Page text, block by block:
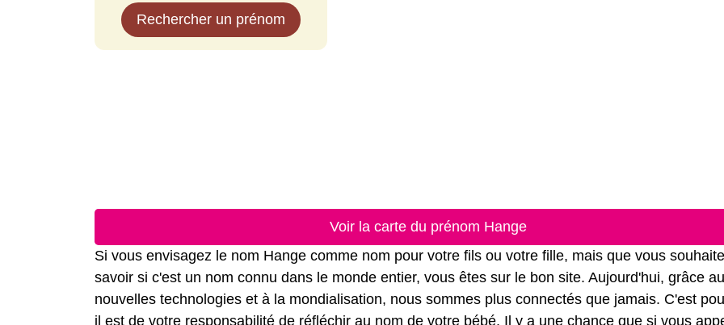
Rechercher un prénom
Voir la carte du prénom Hange
Si vous envisagez le nom Hange comme nom pour votre fils ou votre fille, mais que vous
savoir si c'est un nom connu dans le monde entier, vous êtes sur le bon site. Aujourd'hui, grâce
nouvelles technologies et à la mondialisation, nous sommes plus connectés que jamais. C'est
il est de votre responsabilité de réfléchir au nom de votre bébé. Il y a une chance que si vous